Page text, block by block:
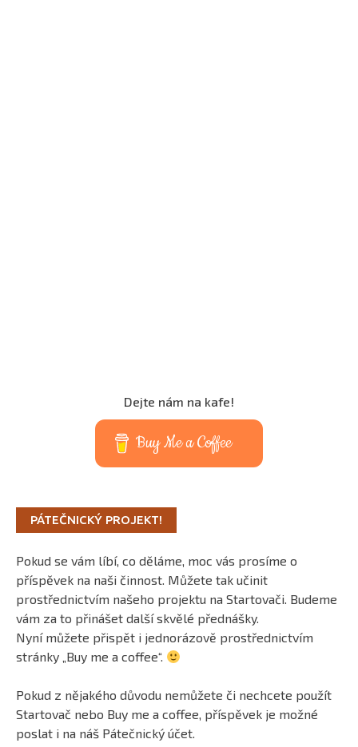
Dejte nám na kafe!
Buy Me a Coffee
PÁTEČNICKÝ PROJEKT!
Pokud se vám líbí, co děláme, moc vás prosíme o
příspěvek na naši činnost. Můžete tak učinit
prostřednictvím našeho projektu na Startovači. Budeme
vám za to přinášet další skvělé přednášky.
Nyní můžete přispět i jednorázově prostřednictvím
stránky „Buy me a coffee“.
Pokud z nějakého důvodu nemůžete či nechcete použít
Startovač nebo Buy me a coffee, příspěvek je možné
poslat i na náš Pátečnický účet.